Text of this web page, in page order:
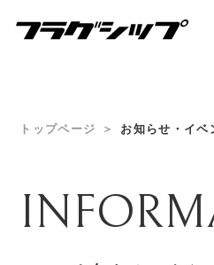
トップページ お知らせ・イベ